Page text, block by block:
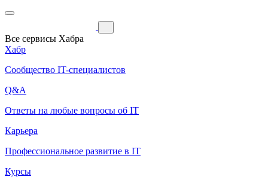
Все сервисы Хабра
Хабр
Сообщество IT-специалистов
Q&A
Ответы на любые вопросы об IT
Карьера
Профессиональное развитие в IT
Курсы